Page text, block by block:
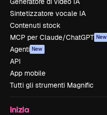
Sintetizzatore vocale IA
Contenuti stock
MCP per Claude/ChatGPT New
Agenti New
API
App mobile
Tutti gli strumenti Magnific
Inizia